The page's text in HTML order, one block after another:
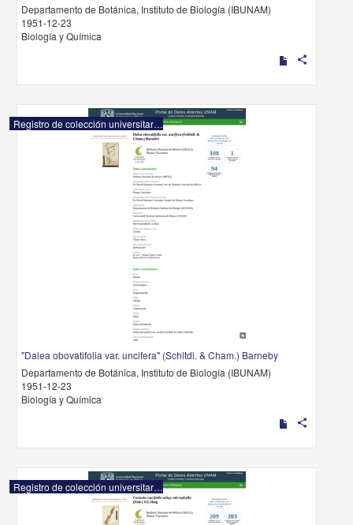
Departamento de Botánica, Instituto de Biología (IBUNAM)
1951-12-23
Biología y Química
share
Registro de colección universitaria
"Dalea obovatifolia var. uncifera" (Schltdl. & Cham.) Barneby
Departamento de Botánica, Instituto de Biología (IBUNAM)
1951-12-23
Biología y Química
share
Registro de colección universitaria